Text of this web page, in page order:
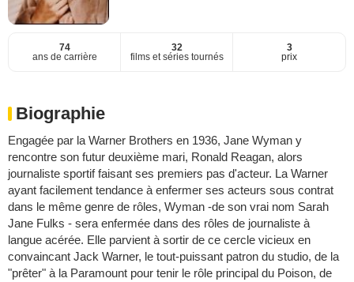
74
ans de carrière
32
films et séries tournés
3
prix
Biographie
Engagée par la Warner Brothers en 1936, Jane Wyman y
rencontre son futur deuxième mari, Ronald Reagan, alors
journaliste sportif faisant ses premiers pas d'acteur. La Warner
ayant facilement tendance à enfermer ses acteurs sous contrat
dans le même genre de rôles, Wyman -de son vrai nom Sarah
Jane Fulks - sera enfermée dans des rôles de journaliste à
langue acérée. Elle parvient à sortir de ce cercle vicieux en
convaincant Jack Warner, le tout-puissant patron du studio, de la
"prêter" à la Paramount pour tenir le rôle principal du Poison, de